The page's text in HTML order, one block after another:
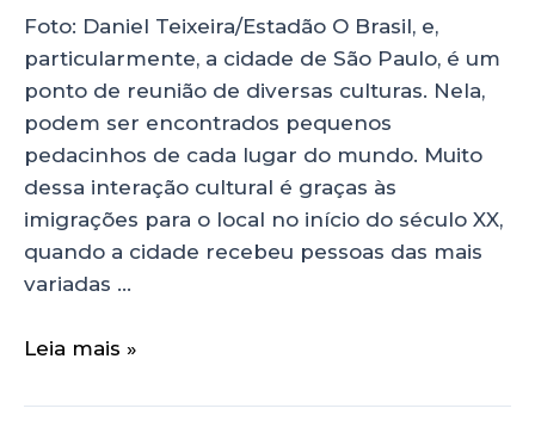
Foto: Daniel Teixeira/Estadão O Brasil, e,
particularmente, a cidade de São Paulo, é um
ponto de reunião de diversas culturas. Nela,
podem ser encontrados pequenos
pedacinhos de cada lugar do mundo. Muito
dessa interação cultural é graças às
imigrações para o local no início do século XX,
quando a cidade recebeu pessoas das mais
variadas …
Leia mais »